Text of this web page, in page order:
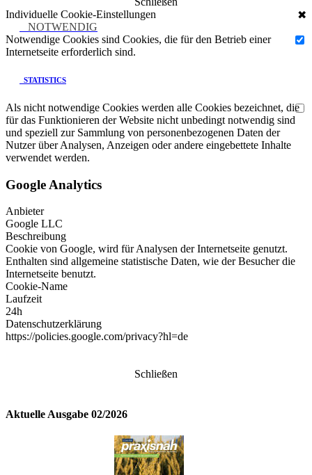
Individuelle Cookie-Einstellungen
✖
NOTWENDIG
Notwendige Cookies sind Cookies, die für den Betrieb einer
Internetseite erforderlich sind.
STATISTICS
Als nicht notwendige Cookies werden alle Cookies bezeichnet, die
für das Funktionieren der Website nicht unbedingt notwendig sind
und speziell zur Sammlung von personenbezogenen Daten der
Nutzer über Analysen, Anzeigen oder andere eingebettete Inhalte
verwendet werden.
Google Analytics
Anbieter
Google LLC
Beschreibung
Cookie von Google, wird für Analysen der Internetseite genutzt.
Enthalten sind allgemeine statistische Daten, wie der Besucher die
Internetseite benutzt.
Cookie-Name
Laufzeit
24h
Datenschutzerklärung
https://policies.google.com/privacy?hl=de
Schließen
Aktuelle Ausgabe 02/2026